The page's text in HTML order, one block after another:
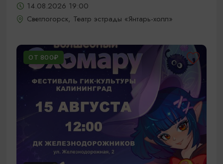
14.08.2026 19:00
Светлогорск, Театр эстрады «Янтарь-холл»
ОТ 800₽